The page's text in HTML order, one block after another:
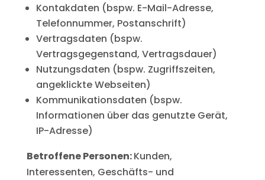
Kontakdaten (bspw. E-Mail-Adresse,
Telefonnummer, Postanschrift)
Vertragsdaten (bspw.
Vertragsgegenstand, Vertragsdauer)
Nutzungsdaten (bspw. Zugriffszeiten,
angeklickte Webseiten)
Kommunikationsdaten (bspw.
Informationen über das genutzte Gerät,
IP-Adresse)
Betroffene Personen:Kunden,
Interessenten, Geschäfts- und